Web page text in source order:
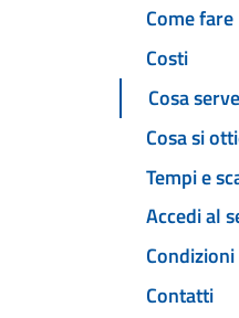
Come fare
Costi
Cosa serve
Cosa si
Tempi e
Accedi al
Contatti